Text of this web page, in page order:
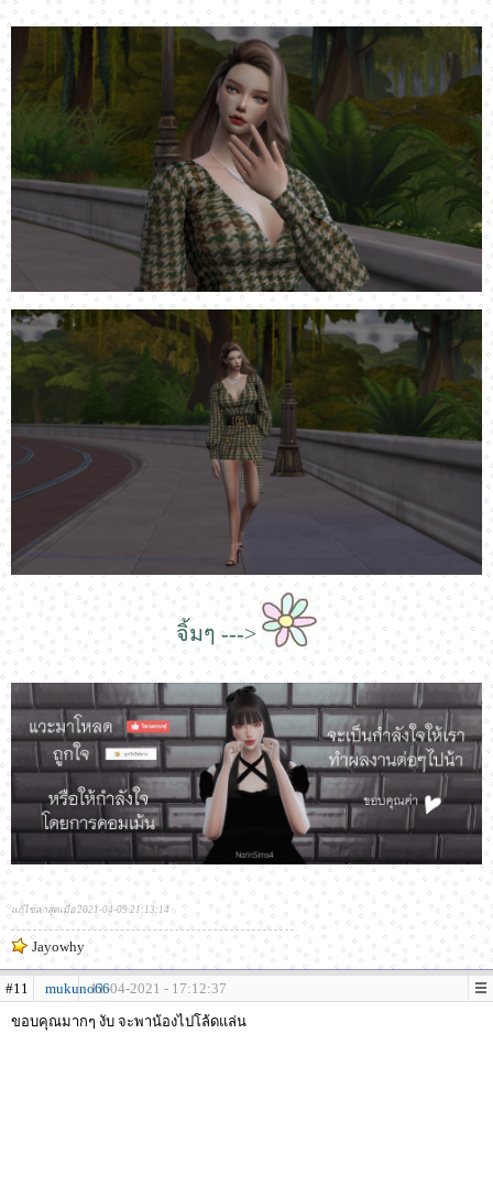
จิ้มๆ --->
แก้ไขล่าสุดเมื่อ 2021-04-09 21:13:14
Jayowhy
#11 mukuno6611-04-2021 - 17:12:37
ขอบคุณมากๆ งับ จะพาน้องไปโล้ดแล่น